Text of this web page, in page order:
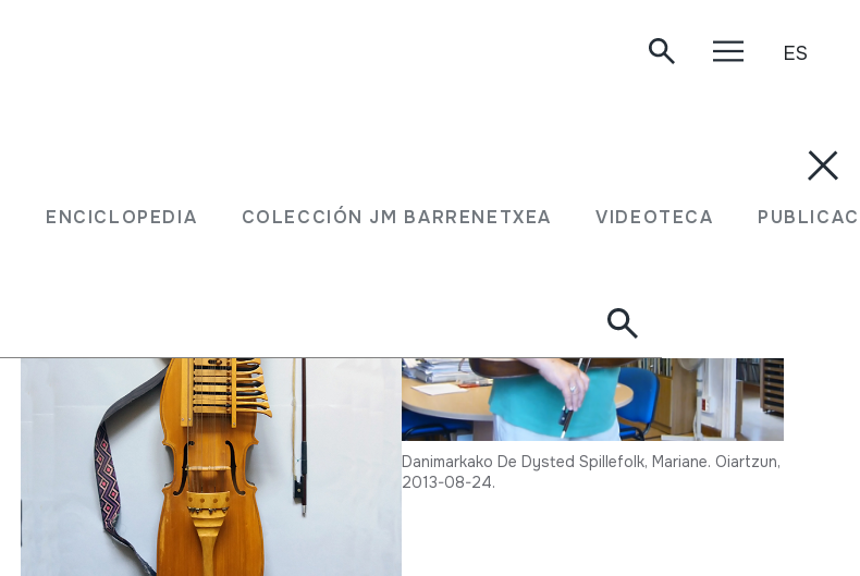
ENCICLOPEDIA COLECCIÓN JM BARRENETXEA VIDEOTECA
ES
Danimarkako De Dysted Spillefolk, Mariane. Oiartzun,
2013-08-24.